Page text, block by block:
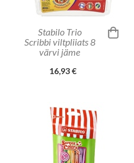
Stabilo Trio
Scribbi viltpliiats 8
värvi jäme
16,93 €